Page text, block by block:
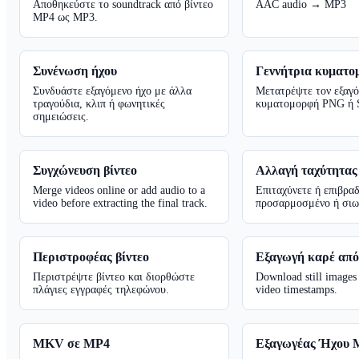
Αποθηκεύστε το soundtrack από βίντεο
MP4 ως MP3.
AAC audio → MP3
Συνένωση ήχου
Συνδυάστε εξαγόμενο ήχο με άλλα
τραγούδια, κλιπ ή φωνητικές
σημειώσεις.
Γεννήτρια
Μετατρέψτε τον
κυματομορφή PNG ή
Συγχώνευση βίντεο
Merge videos online or add audio to a
video before extracting the final track.
Αλλαγή ταχύτητας
Επιταχύνετε ή
προσαρμοσμένο ή
Περιστροφέας βίντεο
Περιστρέψτε βίντεο και διορθώστε
πλάγιες εγγραφές τηλεφώνου.
Εξαγωγή καρέ από
Download still
video timestamps.
MKV σε MP4 Εξαγωγέας Ήχου